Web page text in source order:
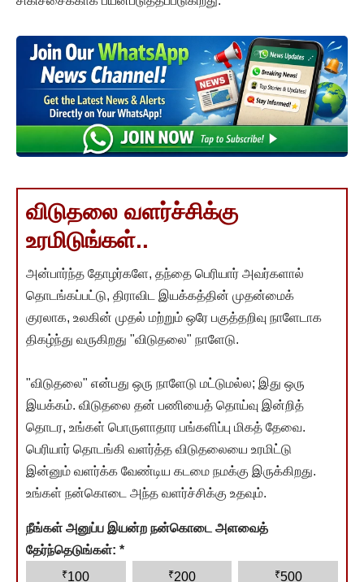
விடுதலை வளர்ச்சிக்கு
உரமிடுங்கள்..
அன்பார்ந்த தோழர்களே, தந்தை பெரியார் அவர்களால்
தொடங்கப்பட்டு, திராவிட இயக்கத்தின் முதன்மைக்
குரலாக, உலகின் முதல் மற்றும் ஒரே பகுத்தறிவு நாளேடாக
திகழ்ந்து வருகிறது "விடுதலை" நாளேடு.
"விடுதலை" என்பது ஒரு நாளேடு மட்டுமல்ல; இது ஒரு
இயக்கம். விடுதலை தன் பணியைத் தொய்வு இன்றித்
தொடர, உங்கள் பொருளாதார பங்களிப்பு மிகத் தேவை.
பெரியார் தொடங்கி வளர்த்த விடுதலையை உரமிட்டு
இன்னும் வளர்க்க வேண்டிய கடமை நமக்கு இருக்கிறது.
உங்கள் நன்கொடை அந்த வளர்ச்சிக்கு உதவும்.
நீங்கள் அனுப்ப இயன்ற நன்கொடை அளவைத்
தேர்ந்தெடுங்கள்: *
₹100 ₹200 ₹500